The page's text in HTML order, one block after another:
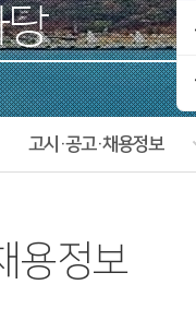
고시·공고·채용정보
용정보